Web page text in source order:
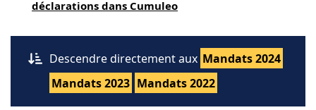
déclarations dans Cumuleo
Descendre directement aux Mandats 2024
Mandats 2023 Mandats 2022